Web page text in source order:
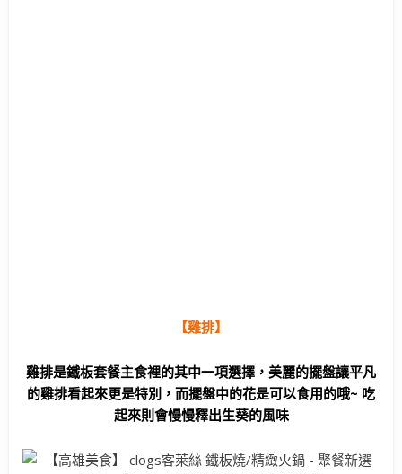
【雞排】
雞排是鐵板套餐主食裡的其中一項選擇，美麗的擺盤讓平凡
的雞排看起來更是特別，而擺盤中的花是可以食用的哦~ 吃
起來則會慢慢釋出生葵的風味